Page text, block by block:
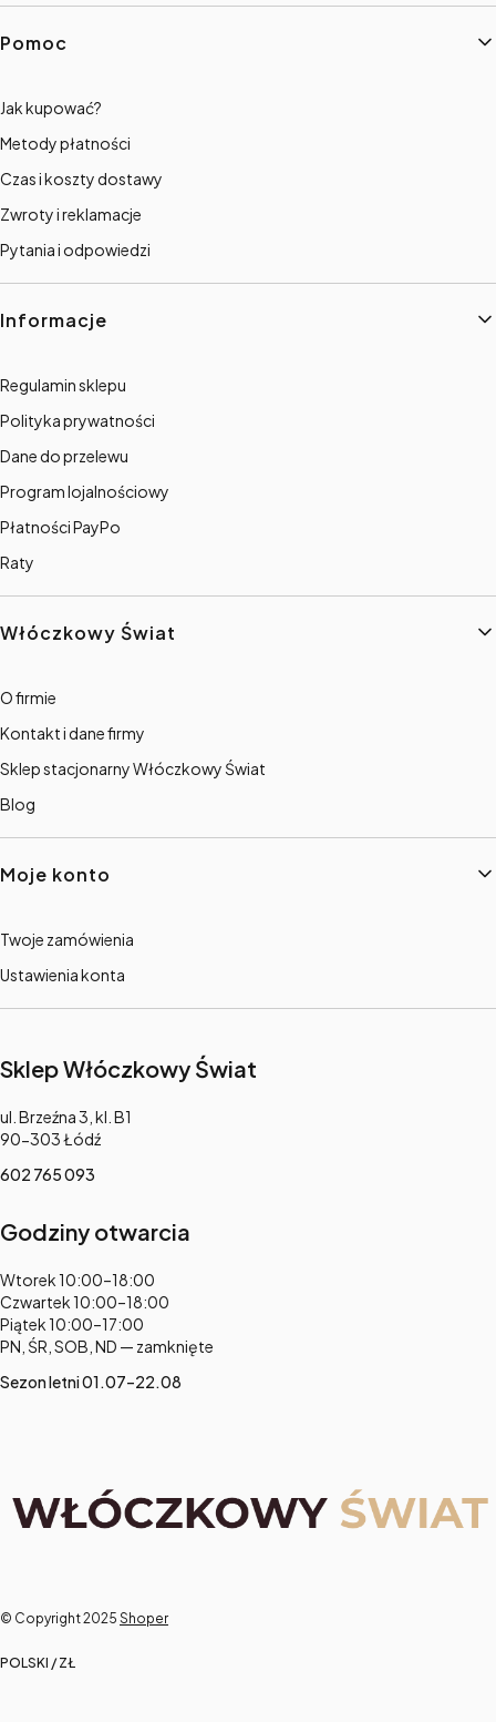
Linki w stopce
Pomoc
Jak kupować?
Metody płatności
Czas i koszty dostawy
Zwroty i reklamacje
Pytania i odpowiedzi
Informacje
Regulamin sklepu
Polityka prywatności
Dane do przelewu
Program lojalnościowy
Płatności PayPo
Raty
Włóczkowy Świat
O firmie
Kontakt i dane firmy
Sklep stacjonarny Włóczkowy Świat
Blog
Moje konto
Twoje zamówienia
Ustawienia konta
Sklep Włóczkowy Świat
Adres:
ul. Brzeźna 3, kl. B1
90-303 Łódź
602 765 093
Godziny otwarcia
Adres:
Wtorek 10:00–18:00
Czwartek 10:00–18:00
Piątek 10:00–17:00
PN, ŚR, SOB, ND — zamknięte
Sezon letni 01.07–22.08
© Copyright 2025 Shoper
POLSKI / ZŁ